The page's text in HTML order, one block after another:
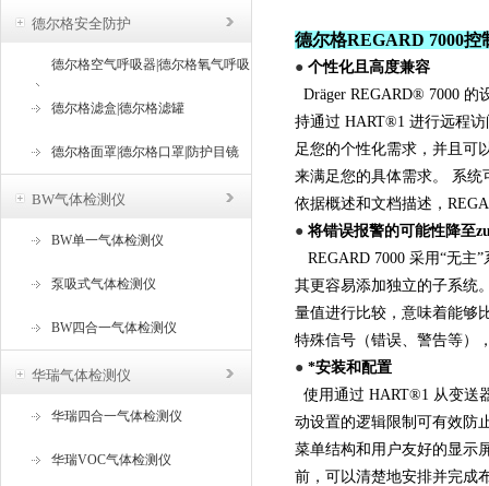
德尔格安全防护
德尔格空气呼吸器|德尔格氧气呼吸
器
德尔格滤盒|德尔格滤罐
德尔格面罩|德尔格口罩|防护目镜
BW气体检测仪
BW单一气体检测仪
泵吸式气体检测仪
BW四合一气体检测仪
华瑞气体检测仪
华瑞四合一气体检测仪
华瑞VOC气体检测仪
德尔格REGARD 7000控
● 个性化且高度兼容
Dräger REGARD® 7000
持通过 HART®1 进行远程
足您的个性化需求，并且可
来满足您的具体需求。 系统
依据概述和文档描述，
●将错误报警的可能性降至
REGARD 7000 采用“无主
其更容易添加独立的子系统
量值进行比较，意味着能够
特殊信号（错误、警告等）
● *安装和配置
使用通过 HART®1 从变送
动设置的逻辑限制可有效防
菜单结构和用户友好的显示
前，可以清楚地安排并完成